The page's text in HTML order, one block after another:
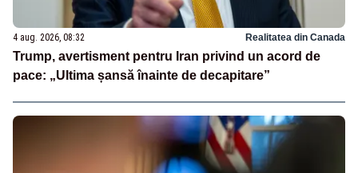
4 aug. 2026, 08:32 Realitatea din Canada
Trump, avertisment pentru Iran privind un acord de
pace: „Ultima șansă înainte de decapitare”